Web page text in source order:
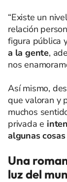
“Existe un
relación
figura pública
a la gente,
nos
Así mismo,
que valoran y
muchos
privada e
algunas
Una
luz del